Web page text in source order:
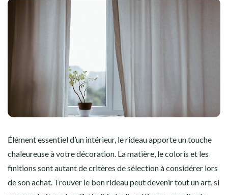
Élément essentiel d’un intérieur, le rideau apporte un touche
chaleureuse à votre décoration. La matière, le coloris et les
finitions sont autant de critères de sélection à considérer lors
de son achat. Trouver le bon rideau peut devenir tout un art, si